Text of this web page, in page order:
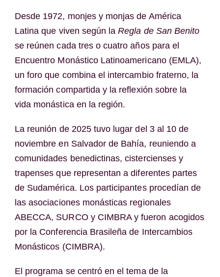
Desde 1972, monjes y monjas de América
Latina que viven según laRegla de San Benito
se reúnen cada tres o cuatro años para el
Encuentro Monástico Latinoamericano (EMLA),
un foro que combina el intercambio fraterno, la
formación compartida y la reflexión sobre la
vida monástica en la región.
La reunión de 2025 tuvo lugar del 3 al 10 de
noviembre en Salvador de Bahía, reuniendo a
comunidades benedictinas, cistercienses y
trapenses que representan a diferentes partes
de Sudamérica. Los participantes procedían de
las asociaciones monásticas regionales
ABECCA, SURCO y CIMBRA y fueron acogidos
por la Conferencia Brasileña de Intercambios
Monásticos (CIMBRA).
El programa se centró en el tema de la